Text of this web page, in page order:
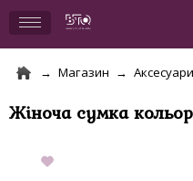
Магазин Аксесуари
Жіноча сумка